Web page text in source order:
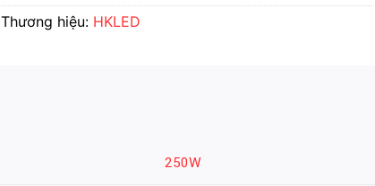
Thương hiệu: HKLED
250W